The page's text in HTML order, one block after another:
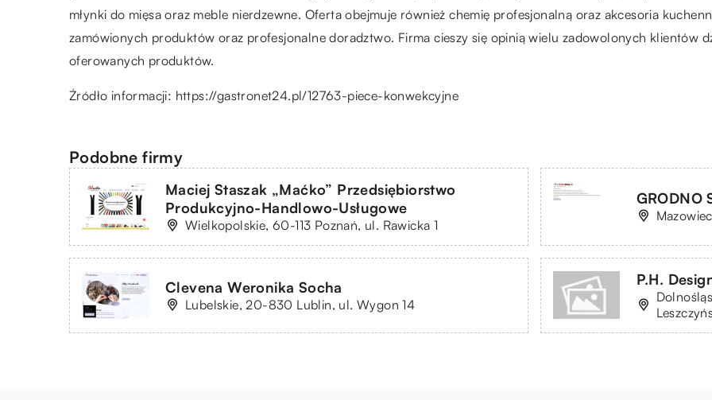
młynki do mięsa oraz meble nierdzewne. Oferta obejmuje również chemię profesjonalną oraz akcesoria
zamówionych produktów oraz profesjonalne doradztwo. Firma cieszy się opinią wielu zadowolonych klientów
oferowanych produktów.
Źródło informacji: https://gastronet24.pl/12763-piece-konwekcyjne
Podobne firmy
Maciej Staszak „Maćko” Przedsiębiorstwo
Produkcyjno-Handlowo-Usługowe
Wielkopolskie, 60-113 Poznań, ul. Rawicka 1
GRODNO
Clevena Weronika Socha
Lubelskie, 20-830 Lublin, ul. Wygon 14
P.H.